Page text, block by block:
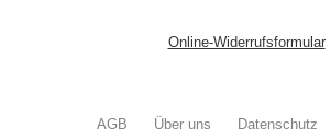
Online-Widerrufsformular
AGB Über uns Datenschutz